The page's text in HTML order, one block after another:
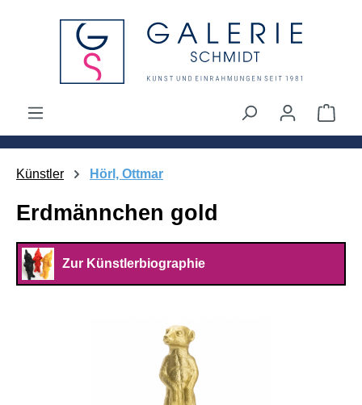
springen
Künstler Hörl, Ottmar
Erdmännchen gold
Zur Künstlerbiographie
Bildergalerie überspringen